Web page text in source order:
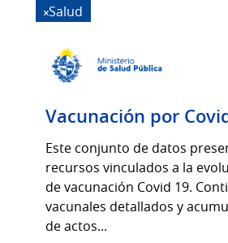
Salud
Vacunación por
Este conjunto de datos
recursos vinculados a la
de vacunación Covid 19.
vacunales detallados y
de actos...